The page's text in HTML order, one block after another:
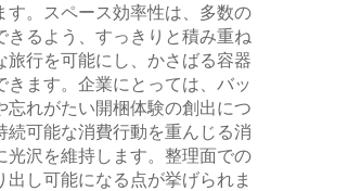
。スペース効率性は、多数の
るよう、すっきりと積み重ね
行を可能にし、かさばる容器
ます。企業にとっては、バッ
れがたい開梱体験の創出につ
可能な消費行動を重んじる消
沢を維持します。整理面での
し可能になる点が挙げられま